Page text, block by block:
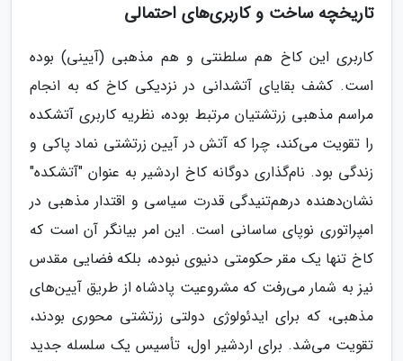
تاریخچه ساخت و کاربری‌های احتمالی
کاربری این کاخ هم سلطنتی و هم مذهبی (آیینی) بوده
است. کشف بقایای آتشدانی در نزدیکی کاخ که به انجام
مراسم مذهبی زرتشتیان مرتبط بوده، نظریه کاربری آتشکده
را تقویت می‌کند، چرا که آتش در آیین زرتشتی نماد پاکی و
زندگی بود. نام‌گذاری دوگانه کاخ اردشیر به عنوان "آتشکده"
نشان‌دهنده درهم‌تنیدگی قدرت سیاسی و اقتدار مذهبی در
امپراتوری نوپای ساسانی است. این امر بیانگر آن است که
کاخ تنها یک مقر حکومتی دنیوی نبوده، بلکه فضایی مقدس
نیز به شمار می‌رفت که مشروعیت پادشاه از طریق آیین‌های
مذهبی، که برای ایدئولوژی دولتی زرتشتی محوری بودند،
تقویت می‌شد. برای اردشیر اول، تأسیس یک سلسله جدید